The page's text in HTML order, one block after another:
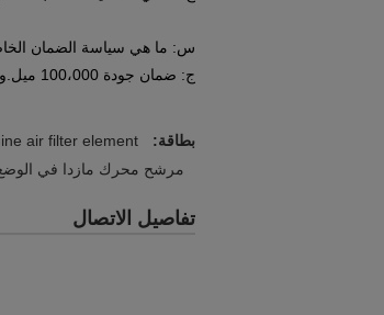
س: ما هي سياسة الضمان
ج: ضمان جودة 100،000 ميل.ونحن نقبل المطالبة المعقولة لخدمات ما بعد البيع!
بطاقة: air filter element
مرشح محرك مازدا في الوضع
تفاصيل الاتصال